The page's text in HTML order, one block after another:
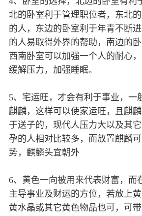
北的卧室利于管理职位者，东北
的人，东边的卧室利于年青不断
的人易取得外界的帮助，南边的卧
西南卧室可以加强一个人的耐心
缓解压力，加强睡眠。
5、宅运旺，才会有利于事业，一
麒麟，这样可以使家运旺，且麒
于送子的，现代人压力大以及其
孕的人相对比较多，而放置麒麟
势，麒麟头宜朝外
6、黄色一向被用来代表财富，而
主导事业及财运的方位，若放上
黄水晶或其它黄色物品也可，可带